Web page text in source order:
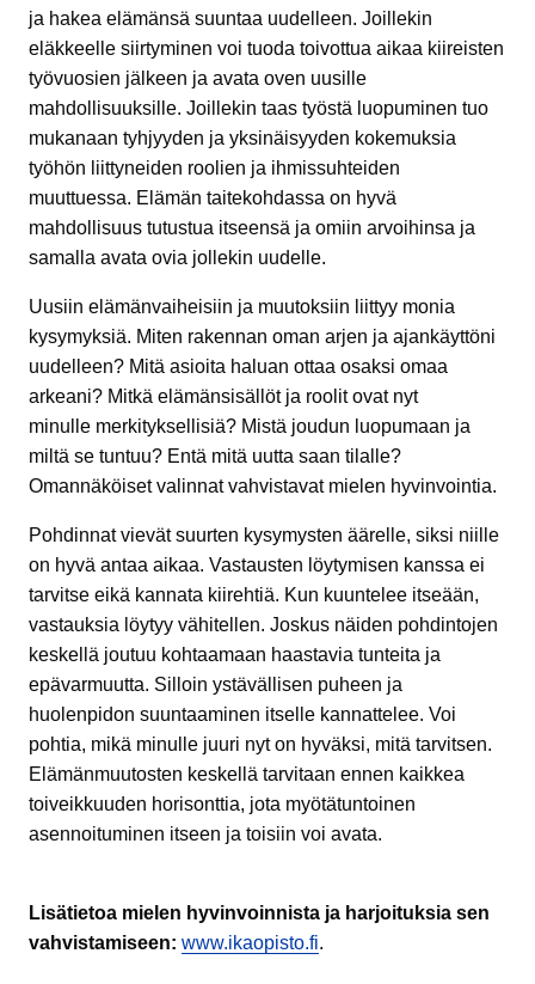
ja hakea elämänsä suuntaa uudelleen. Joillekin
eläkkeelle siirtyminen voi tuoda toivottua aikaa kiireisten
työvuosien jälkeen ja avata oven uusille
mahdollisuuksille. Joillekin taas työstä luopuminen tuo
mukanaan tyhjyyden ja yksinäisyyden kokemuksia
työhön liittyneiden roolien ja ihmissuhteiden
muuttuessa. Elämän taitekohdassa on hyvä
mahdollisuus tutustua itseensä ja omiin arvoihinsa ja
samalla avata ovia jollekin uudelle.
Uusiin elämänvaiheisiin ja muutoksiin liittyy monia
kysymyksiä. Miten rakennan oman arjen ja ajankäyttöni
uudelleen? Mitä asioita haluan ottaa osaksi omaa
arkeani? Mitkä elämänsisällöt ja roolit ovat nyt
minulle merkityksellisiä? Mistä joudun luopumaan ja
miltä se tuntuu? Entä mitä uutta saan tilalle?
Omannäköiset valinnat vahvistavat mielen hyvinvointia.
Pohdinnat vievät suurten kysymysten äärelle, siksi niille
on hyvä antaa aikaa. Vastausten löytymisen kanssa ei
tarvitse eikä kannata kiirehtiä. Kun kuuntelee itseään,
vastauksia löytyy vähitellen. Joskus näiden pohdintojen
keskellä joutuu kohtaamaan haastavia tunteita ja
epävarmuutta. Silloin ystävällisen puheen ja
huolenpidon suuntaaminen itselle kannattelee. Voi
pohtia, mikä minulle juuri nyt on hyväksi, mitä tarvitsen.
Elämänmuutosten keskellä tarvitaan ennen kaikkea
toiveikkuuden horisonttia, jota myötätuntoinen
asennoituminen itseen ja toisiin voi avata.
Lisätietoa mielen hyvinvoinnista ja harjoituksia sen
vahvistamiseen: www.ikaopisto.fi.